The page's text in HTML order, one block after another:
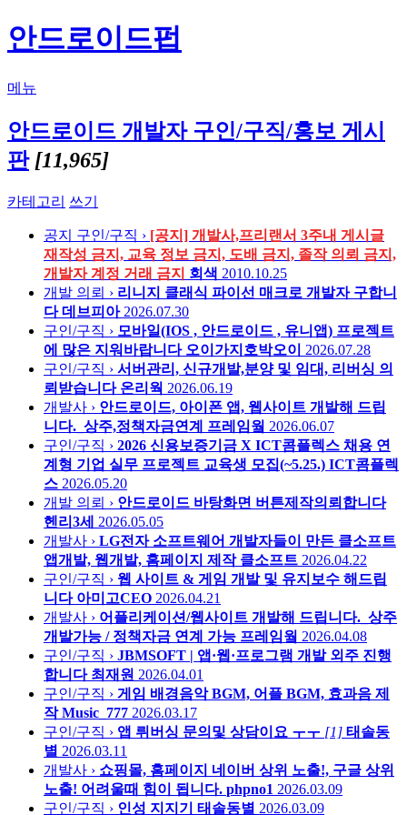
안드로이드펍
메뉴
안드로이드 개발자 구인/구직/홍보 게시
판 [11,965]
카테고리 쓰기
공지 구인/구직 › [공지] 개발사,프리랜서 3주내 게시글
재작성 금지, 교육 정보 금지, 도배 금지, 졸작 의뢰 금지,
개발자 계정 거래 금지 회색 2010.10.25
개발 의뢰 › 리니지 클래식 파이선 매크로 개발자 구합니
다 데브피아 2026.07.30
구인/구직 › 모바일(IOS , 안드로이드 , 유니앱) 프로젝트
에 많은 지워바랍니다 오이가지호박오이
2026.07.28
구인/구직 › 서버관리, 신규개발,분양 및 임대, 리버싱 의
뢰받습니다 온리웍 2026.06.19
개발사 › 안드로이드, 아이폰 앱, 웹사이트 개발해 드립
니다._상주,정책자금연계
프레임웤 2026.06.07
구인/구직 › 2026 신용보증기금 X ICT콤플렉스 채용 연
계형 기업 실무 프로젝트 교육생 모집(~5.25.) ICT콤플렉
스 2026.05.20
개발 의뢰 › 안드로이드 바탕화면 버튼제작의뢰합니다
헨리3세
2026.05.05
개발사 › LG전자 소프트웨어 개발자들이 만든 클소프트
앱개발, 웹개발, 홈페이지 제작 클소프트 2026.04.22
구인/구직 › 웹 사이트 & 게임 개발 및 유지보수 해드립
니다 아미고CEO 2026.04.21
개발사 › 어플리케이션/웹사이트 개발해 드립니다._상주
개발가능 / 정책자금 연계 가능 프레임웤 2026.04.08
구인/구직 › JBMSOFT | 앱·웹·프로그램 개발 외주 진행
합니다 최재원 2026.04.01
구인/구직 › 게임 배경음악 BGM, 어플 BGM, 효과음 제
작 Music_777 2026.03.17
구인/구직 › 앱 뤼버싱 문의및 상담이요 ㅜㅜ [1] 태솔동
별 2026.03.11
개발사 › 쇼핑몰, 홈페이지 네이버 상위 노출!, 구글 상위
노출! 어려울때 힘이 됩니다. phpno1 2026.03.09
구인/구직 › 인성 지지기 태솔동별 2026.03.09